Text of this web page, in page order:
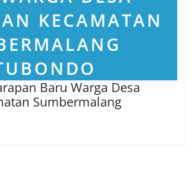
Baru Warga Desa
Sumbermalang